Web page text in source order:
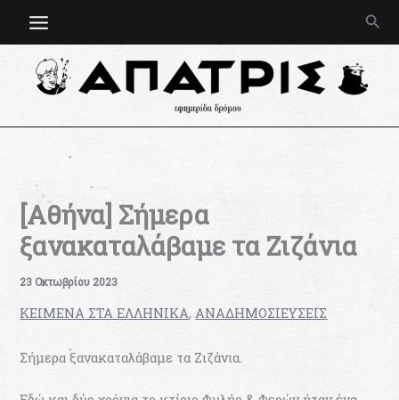
[Αθήνα] Σήμερα
ξανακαταλάβαμε τα Ζιζάνια
23 Οκτωβρίου 2023
KEIMENA ΣΤΑ ΕΛΛΗΝΙΚΑ,ΑΝΑΔΗΜΟΣΙΕΥΣΕΙΣ
Σήμερα ξανακαταλάβαμε τα Ζιζάνια.